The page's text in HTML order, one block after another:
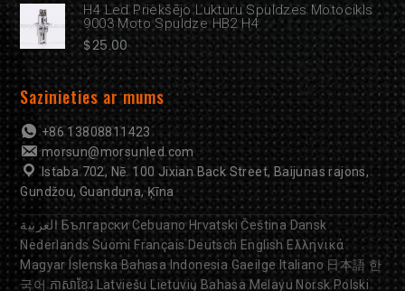
H4 Led Priekšējo Lukturu Spuldzes Motocikls
9003 Moto Spuldze HB2 H4
$25.00
Sazinieties ar mums
+86 13808811423
morsun@morsunled.com
Istaba 702, Nē. 100 Jixian Back Street, Baijunas rajons,
Gundžou, Guanduna, Ķīna
العربية Български Cebuano Hrvatski Čeština Dansk
Nederlands Suomi Français Deutsch English Ελληνικά
Magyar Íslenska Bahasa Indonesia Gaeilge Italiano 日本語 한
국어 ភាសាខ្មែរ Latviešu Lietuvių Bahasa Melayu Norsk Polski